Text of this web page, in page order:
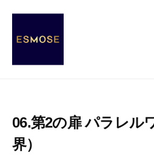
O
S
e
n
c
06.第2の扉 パラレル
界）
S
O